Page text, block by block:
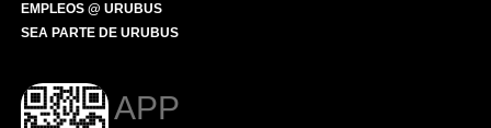
EMPLEOS @ URUBUS
SEA PARTE DE URUBUS
APP